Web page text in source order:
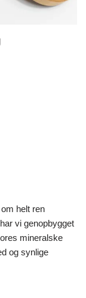
helt ren
vi genopbygget
mineralske
og synlige